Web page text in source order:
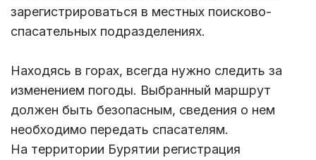
зарегистрироваться в местных поисково-
спасательных подразделениях.
Находясь в горах, всегда нужно следить за
изменением погоды. Выбранный маршрут
должен быть безопасным, сведения о нем
необходимо передать спасателям.
На территории Бурятии регистрация